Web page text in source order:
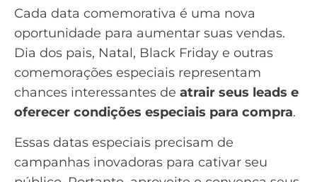
Cada data comemorativa é uma nova
oportunidade para aumentar suas vendas.
Dia dos pais, Natal, Black Friday e outras
comemorações especiais representam
chances interessantes de atrair seus leads e
oferecer condições especiais para compra.
Essas datas especiais precisam de
campanhas inovadoras para cativar seu